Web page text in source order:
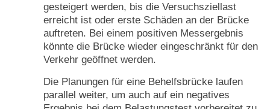
gesteigert werden, bis die Versuchsziellast
erreicht ist oder erste Schäden an der Brücke
auftreten. Bei einem positiven Messergebnis
könnte die Brücke wieder eingeschränkt für den
Verkehr geöffnet werden.
Die Planungen für eine Behelfsbrücke laufen
parallel weiter, um auch auf ein negatives